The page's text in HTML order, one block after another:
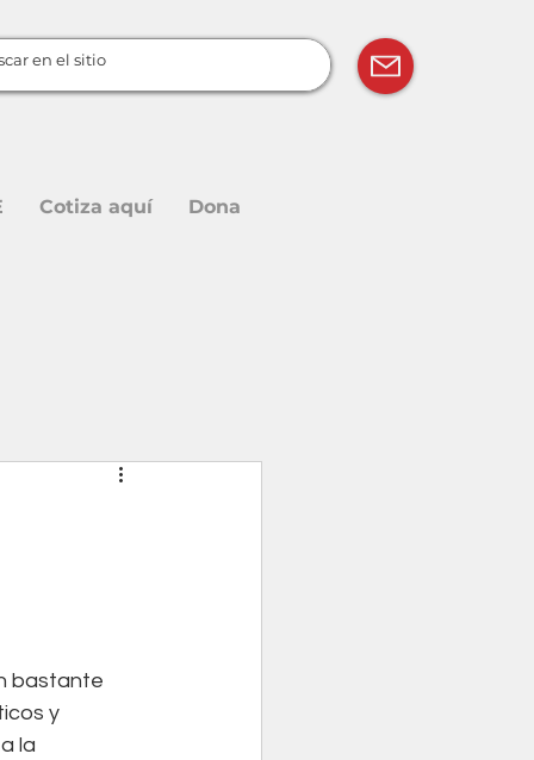
Cotiza aquí Dona
bastante
y
la